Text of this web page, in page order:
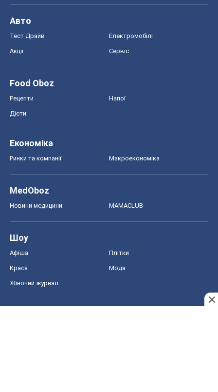
Авто
Тест Драйв Електромобілі
Акції Сервіс
Food Oboz
Рецепти Напої
Дієти
Економіка
Ринки та компанії Макроекономіка
MedOboz
Новини медицини MAMACLUB
Шоу
Афіша Плітки
Краса Мода
Жіночий журнал